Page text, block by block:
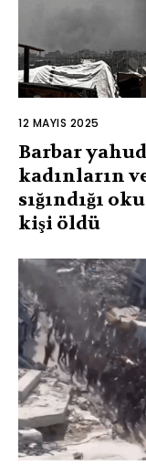
12 MAYIS 2025
Barbar
kadınların
sığındığı
kişi öldü